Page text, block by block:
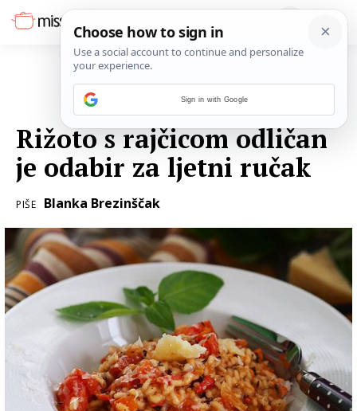
Rižoto s rajčicom odličan
je odabir za ljetni ručak
PIŠE Blanka Brezinščak
Sign in with Google